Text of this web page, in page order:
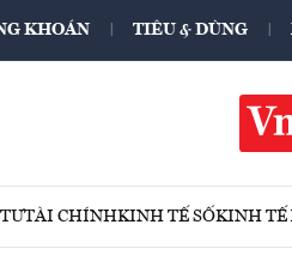
KHOÁN TIÊU & DÙNG
TÀI CHÍNHKINH TẾ SỐKINH TẾ